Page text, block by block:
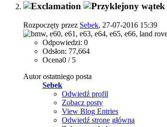
Rozpoczęty przez Sebek, 27-07-2016 15:39
Odpowiedzi: 0
Odsłon: 77,664
Ocena0 / 5
Autor ostatniego posta
Sebek
Odwiedź profil
Zobacz posty
View Blog Entries
Odwiedź stronę główną